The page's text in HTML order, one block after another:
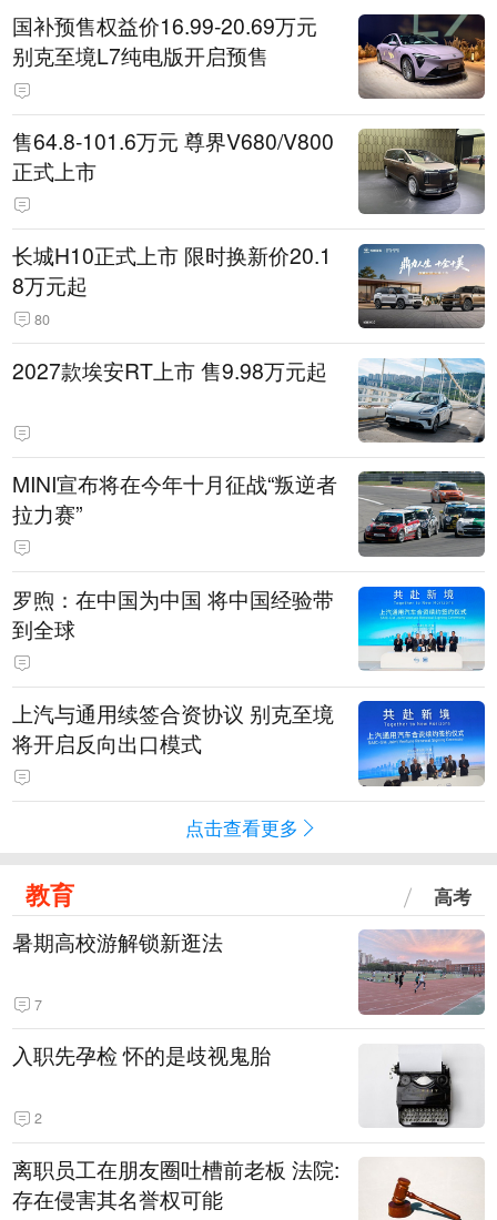
国补预售权益价16.99-20.69万元
别克至境L7纯电版开启预售
售64.8-101.6万元 尊界V680/V800
正式上市
长城H10正式上市 限时换新价20.1
8万元起
80
2027款埃安RT上市 售9.98万元起
MINI宣布将在今年十月征战“叛逆者
拉力赛”
罗煦：在中国为中国 将中国经验带
到全球
上汽与通用续签合资协议 别克至境
将开启反向出口模式
点击查看更多
教育 高考
暑期高校游解锁新逛法
7
入职先孕检 怀的是歧视鬼胎
2
离职员工在朋友圈吐槽前老板 法院:
存在侵害其名誉权可能